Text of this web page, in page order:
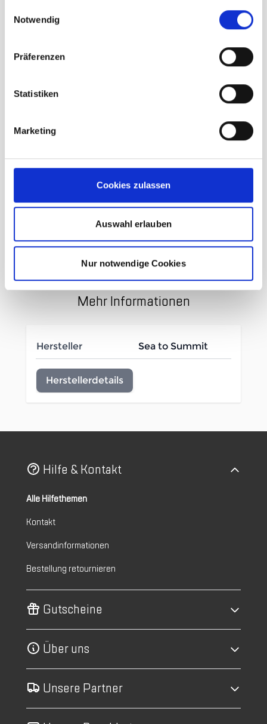
Notwendig
Präferenzen
Statistiken
Marketing
Cookies zulassen
Auswahl erlauben
Nur notwendige Cookies
Hergestellt aus 100 % recyceltem
Ultraleicht, weich und langlebig.
Technisches Gewebe, welches gut
absorbierend und sehr schnell trocknend
Mehr Informationen
Hersteller Sea to Summit
Herstellerdetails
Hilfe & Kontakt
Alle Hilfethemen
Kontakt
Versandinformationen
Bestellung retournieren
Gutscheine
Über uns
Unsere Partner